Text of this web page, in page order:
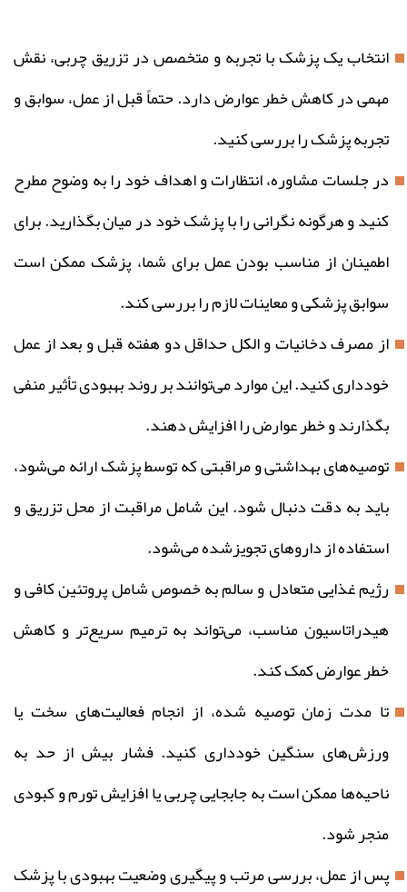
انتخاب یک پزشک با تجربه و متخصص در تزریق چربی، نقش
مهمی در کاهش خطر عوارض دارد. حتماً قبل از عمل، سوابق و
تجربه پزشک را بررسی کنید.
در جلسات مشاوره، انتظارات و اهداف خود را به وضوح مطرح
کنید و هرگونه نگرانی را با پزشک خود در میان بگذارید. برای
اطمینان از مناسب بودن عمل برای شما، پزشک ممکن است
سوابق پزشکی و معاینات لازم را بررسی کند.
از مصرف دخانیات و الکل حداقل دو هفته قبل و بعد از عمل
خودداری کنید. این موارد می‌توانند بر روند بهبودی تأثیر منفی
بگذارند و خطر عوارض را افزایش دهند.
توصیه‌های بهداشتی و مراقبتی که توسط پزشک ارائه می‌شود،
باید به دقت دنبال شود. این شامل مراقبت از محل تزریق و
استفاده از داروهای تجویزشده می‌شود.
رژیم غذایی متعادل و سالم به خصوص شامل پروتئین کافی و
هیدراتاسیون مناسب، می‌تواند به ترمیم سریع‌تر و کاهش
خطر عوارض کمک کند.
تا مدت زمان توصیه شده، از انجام فعالیت‌های سخت یا
ورزش‌های سنگین خودداری کنید. فشار بیش از حد به
ناحیه‌ها ممکن است به جابجایی چربی یا افزایش تورم و کبودی
منجر شود.
پس از عمل، بررسی مرتب و پیگیری وضعیت بهبودی با پزشک